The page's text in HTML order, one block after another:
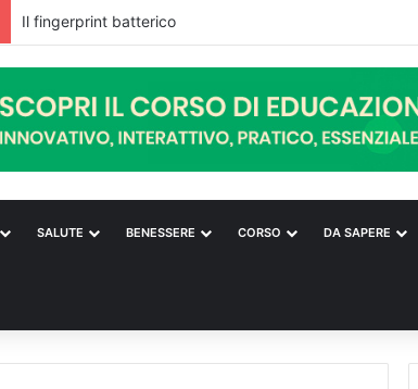
Il fingerprint batterico
SALUTE BENESSERE CORSO DA SAPERE